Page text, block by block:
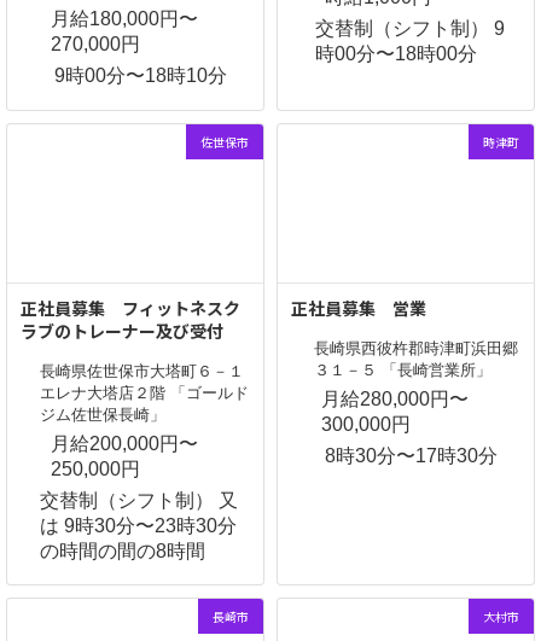
月給180,000円〜
270,000円
9時00分〜18時10分
交替制（シフト制） 9
時00分〜18時00分
佐世保市
正社員募集 フィットネスク
ラブのトレーナー及び受付
長崎県佐世保市大塔町６－１
エレナ大塔店２階 「ゴールド
ジム佐世保長崎」
月給200,000円〜
250,000円
交替制（シフト制） 又
は 9時30分〜23時30分
の時間の間の8時間
時津町
正社員募集 営業
長崎県西彼杵郡時津町浜田郷
３１－５ 「長崎営業所」
月給280,000円〜
300,000円
8時30分〜17時30分
長崎市 大村市